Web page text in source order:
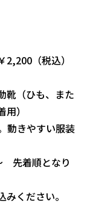
（税込）
靴（ひも、また
）
動きやすい服装
先着順となり
ください。